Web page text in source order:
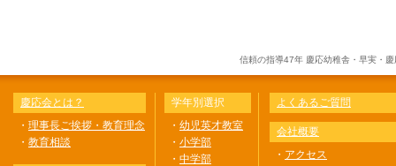
信頼の指導47年 慶応幼稚舎・早実・
慶応会とは？
・ 理事長ご挨拶・教育理念
・ 教育相談
学年別選択
・ 幼児英才教室
・ 小学部
・ 中学部
よくあるご質問
会社概要
・ アクセス